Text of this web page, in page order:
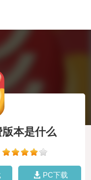
版本是什么
PC下载